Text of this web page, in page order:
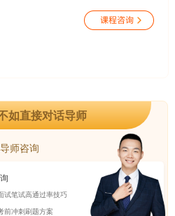
如直接对话导师
师咨询
试笔试高通过率技巧
前冲刺刷题方案